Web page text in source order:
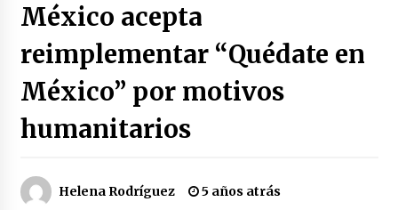
de Morena en la CDMX
3 semanas atrás
SMN alerta por lluvias intensas, granizo y calor
extremo en gran parte de México
3 semanas atrás
3 semanas atrás
México acepta
reimplementar “Quédate en
México” por motivos
humanitarios
Helena Rodríguez 5 años atrás